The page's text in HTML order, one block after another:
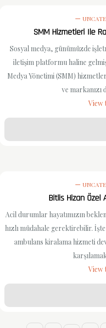
SMM Hizmetleri Ile
Sosyal medya, günümüzde
iletişim platformu haline
Medya Yönetimi (SMM)
ve markanızı
View
Bitlis Hizan Özel
Acil durumlar hayatımızın
hızlı müdahale gerektirebilir.
ambulans kiralama hizmeti
View